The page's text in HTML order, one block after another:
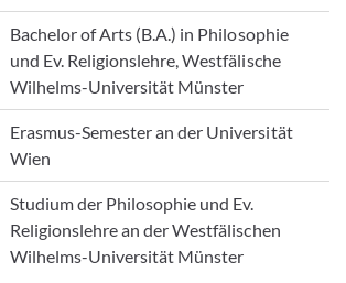
Bachelor of Arts (B.A.) in Philosophie
und Ev. Religionslehre, Westfälische
Wilhelms-Universität Münster
Erasmus-Semester an der Universität
Wien
Studium der Philosophie und Ev.
Religionslehre an der Westfälischen
Wilhelms-Universität Münster